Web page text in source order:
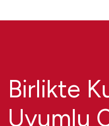
Birlikte
Uyumlu